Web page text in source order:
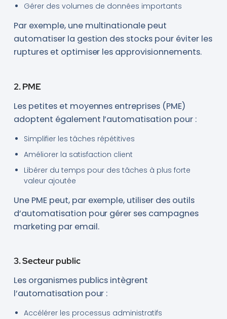
Gérer des volumes de données importants
Par exemple, une multinationale peut
automatiser la gestion des stocks pour éviter les
ruptures et optimiser les approvisionnements.
2. PME
Les petites et moyennes entreprises (PME)
adoptent également l’automatisation pour :
Simplifier les tâches répétitives
Améliorer la satisfaction client
Libérer du temps pour des tâches à plus forte
valeur ajoutée
Une PME peut, par exemple, utiliser des outils
d’automatisation pour gérer ses campagnes
marketing par email.
3. Secteur public
Les organismes publics intègrent
l’automatisation pour :
Accélérer les processus administratifs